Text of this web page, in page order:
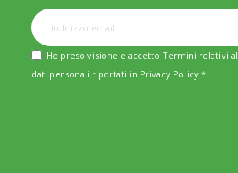
Ho preso visione e accetto Termini relativi
dati personali riportati in Privacy Policy*